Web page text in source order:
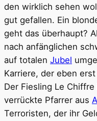
den wirklich sehen
gut gefallen. Ein
geht das überhaupt?
nach anfänglichen
auf totalen Jubel
Karriere, der eben
Der Fiesling Le Chiffre
verrückte Pfarrer aus
Terroristen, der ihr